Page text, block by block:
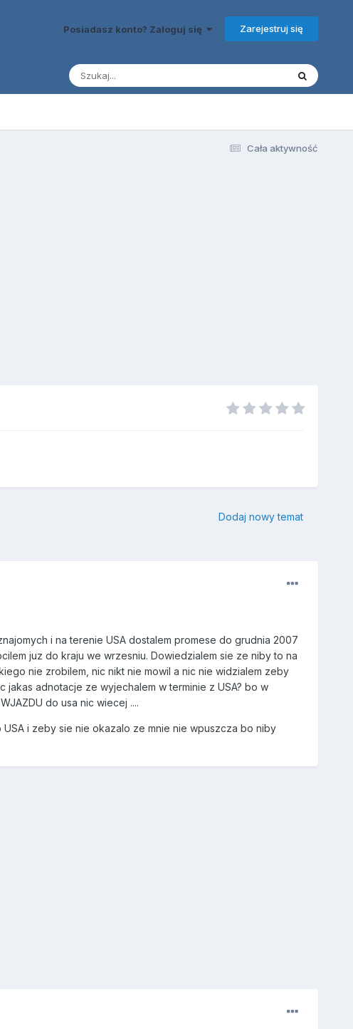
Posiadasz konto? Zaloguj się Zarejestruj się
Cała aktywność
Dodaj nowy temat
i na terenie USA dostalem promese do grudnia 2007
juz do kraju we wrzesniu. Dowiedzialem sie ze niby to na
nie zrobilem, nic nikt nie mowil a nic nie widzialem zeby
adnotacje ze wyjechalem w terminie z USA? bo w
do usa nic wiecej ....
i zeby sie nie okazalo ze mnie nie wpuszcza bo niby